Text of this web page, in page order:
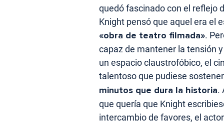
quedó fascinado con el reflejo
Knight pensó que aquel era el
«obra de teatro filmada».
capaz de mantener la tensión
un espacio claustrofóbico, el
talentoso que pudiese
minutos que dura la historia.
que quería que Knight
intercambio de favores, el